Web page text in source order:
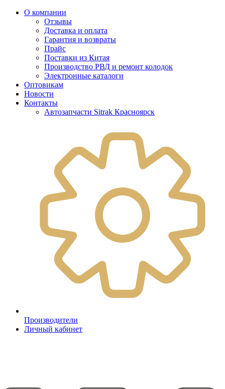
О компании
Отзывы
Доставка и оплата
Гарантия и возвраты
Прайс
Поставки из Китая
Производство РВД и ремонт колодок
Электронные каталоги
Оптовикам
Новости
Контакты
Автозапчасти Sitrak Красноярск
Производители
Личный кабинет